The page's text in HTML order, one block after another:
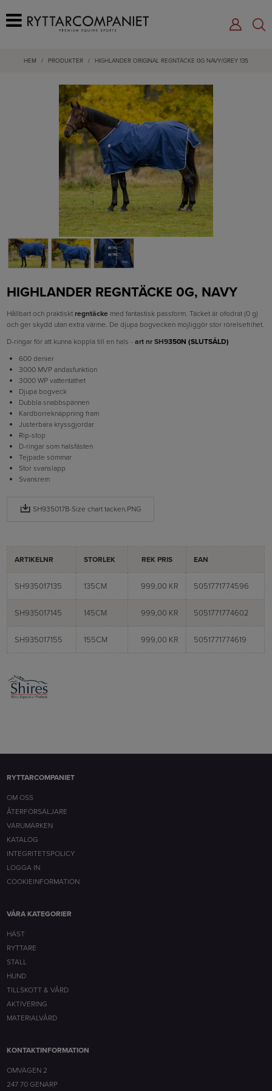
HEM / PRODUKTER / HIGHLANDER ORIGINAL REGNTÄCKE 0G NAVY/GREY 135
HIGHLANDER REGNTÄCKE 0G, NAVY
Hållbart och praktisktregntäcke med fantastisk passform. Täcket är ofodrat (0 g)
och ger skydd utan extra värme. De djupa bogvecken möjliggör stor rörelsefrihet.
D-ringar för att kunna koppla till en hals -art nr SH9350N (SLUTSÅLD)
600 denier
3000 MVP andasfunktion
3000 WP vattentäthet
Djupa bogveck
Dubbla snabbspännen
Kardborreknäppning fram
Justerbara kryssgjordar
Rip-stop
D-ringar som halsfästen
Tejpade sömmar
Stor svanslapp
Svansrem
SH935017B-Size chart tacken.PNG
ARTIKELNR STORLEK REK PRIS EAN
SH935017135 135CM 999,00 KR 5051771774596
SH935017145 145CM 999,00 KR 5051771774602
SH935017155 155CM 999,00 KR 5051771774619
RYTTARCOMPANIET
OM OSS
ÅTERFÖRSÄLJARE
VARUMÄRKEN
KATALOG
INTEGRITETSPOLICY
LOGGA IN
COOKIEINFORMATION
VÅRA KATEGORIER
HÄST
RYTTARE
STALL
HUND
TILLSKOTT & VÅRD
AKTIVERING
MATERIALVÅRD
KONTAKTINFORMATION
OMVÄGEN 2
247 70 GENARP